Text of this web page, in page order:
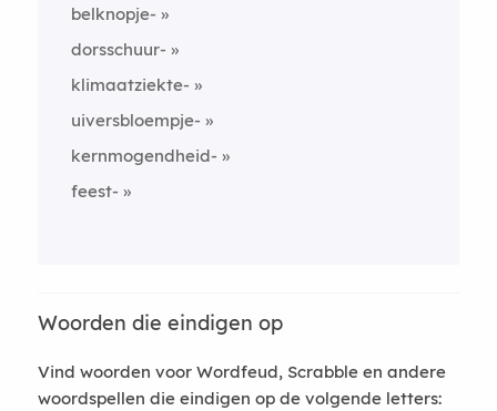
belknopje-
dorsschuur-
klimaatziekte-
uiversbloempje-
kernmogendheid-
feest-
Woorden die eindigen op
Vind woorden voor Wordfeud, Scrabble en andere
woordspellen die eindigen op de volgende letters: